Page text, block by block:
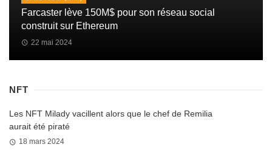
Farcaster lève 150M$ pour son réseau social
construit sur Ethereum
22 mai 2024
NFT
Les NFT Milady vacillent alors que le chef de Remilia
aurait été piraté
18 mars 2024